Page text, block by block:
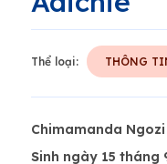
Thể loại: THÔNG
Chimamanda
Sinh ngày 15 tháng